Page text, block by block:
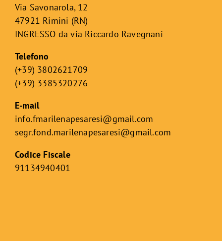
Via Savonarola, 12
47921 Rimini (RN)
INGRESSO da via Riccardo Ravegnani
Telefono
(+39) 3802621709
(+39) 3385320276
E-mail
info.fmarilenapesaresi@gmail.com
segr.fond.marilenapesaresi@gmail.com
Codice Fiscale
91134940401